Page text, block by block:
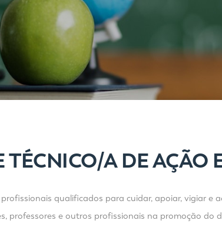
TÉCNICO/A DE AÇÃO
qualificados para cuidar, apoiar, vigiar e
professores e outros profissionais na promoção do